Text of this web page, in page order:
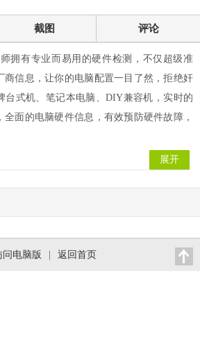
截图 评论
易用的硬件检测，不仅超级准
商信息，让你的电脑配置一目了然，拒绝奸
台式机、笔记本电脑、DIY兼容机，实时的
面的电脑硬件信息，有效预防硬件故障，
展开
问电脑版 返回首页